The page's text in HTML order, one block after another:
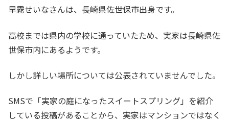
早霧せいなさんは、長崎県佐世保市出身です。
高校までは県内の学校に通っていたため、実家は長崎県佐
世保市内にあるようです。
しかし詳しい場所については公表されていませんでした。
SMSで「実家の庭になったスイートスプリング」を紹介
している投稿があることから、実家はマンションではなく